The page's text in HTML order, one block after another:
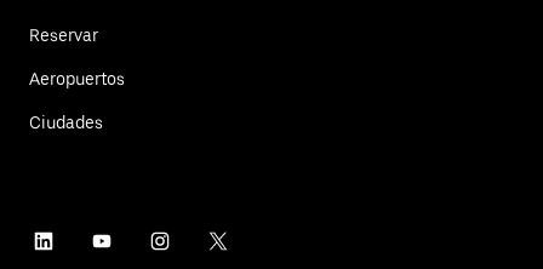
Reservar
Aeropuertos
Ciudades